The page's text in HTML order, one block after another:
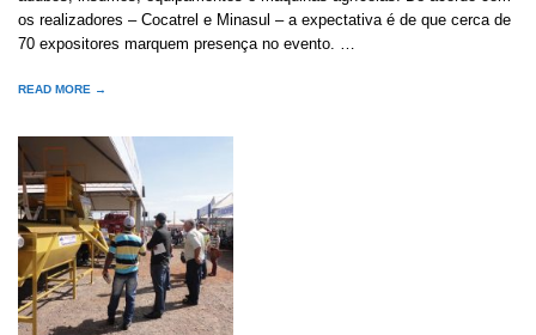
os realizadores – Cocatrel e Minasul – a expectativa é de que cerca de
70 expositores marquem presença no evento. …
READ MORE →